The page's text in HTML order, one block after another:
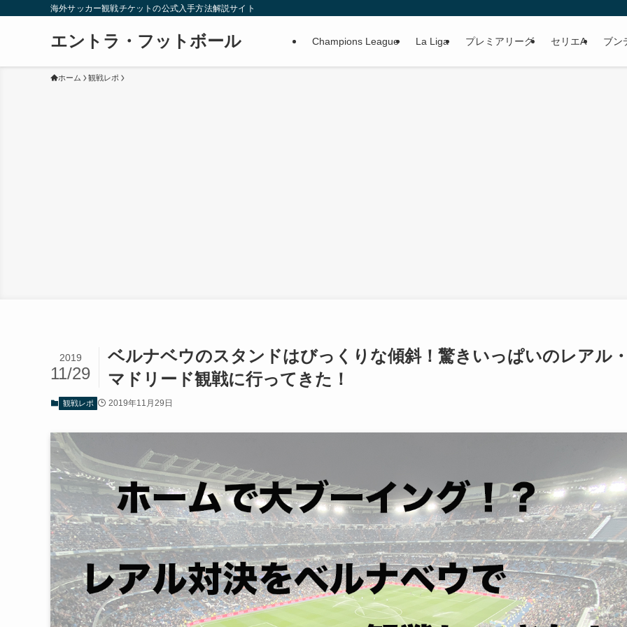
海外サッカー観戦チケットの公式入手方法解説サイト
エントラ・フットボール Champions League La Liga プレミアリーグ セリエA ブン
ホーム 観戦レポ
ベルナベウのスタンドはびっくりな傾斜！驚きいっぱいのレアル
マドリード観戦に行ってきた！
2019
11/29
観戦レポ 2019年11月29日